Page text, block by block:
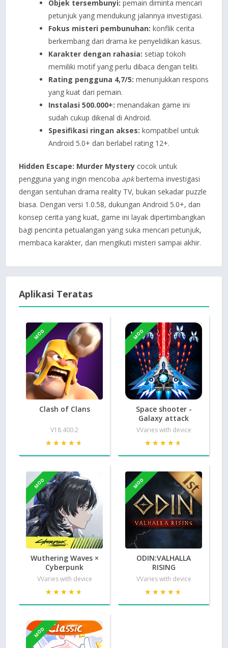
Objek tersembunyi: pemain diminta mencari
petunjuk yang mendukung jalannya investigasi.
Fokus misteri pembunuhan: konflik cerita
berkembang dari drama ke penyelidikan kasus.
Karakter dengan rahasia: setiap tokoh
memiliki motif yang perlu dibaca dengan teliti.
Rating pengguna 4,7/5: menunjukkan respons
yang kuat dari pemain.
Instalasi 500.000+: menandakan game ini
sudah cukup dikenal di Android.
Spesifikasi ringan akses: kompatibel untuk
Android 5.0+ dan berlabel rating 12+.
Hidden Escape: Murder Mystery cocok untuk
pengguna yang ingin mencoba apkbertema investigasi
dengan sentuhan drama reality TV, bukan sekadar puzzle
biasa. Dengan versi 1.0.58, dukungan Android 5.0+, dan
konsep cerita yang kuat, game ini layak dipertimbangkan
bagi pencinta petualangan yang suka mencari petunjuk,
membaca karakter, dan mengikuti misteri sampai akhir.
Aplikasi Teratas
MOD
Clash of Clans
V18.400.2
★★★★★
★★★★★
MOD
Space shooter -
Galaxy attack
VVaries with device
★★★★★
★★★★★
MOD
Wuthering Waves ×
Cyberpunk
VVaries with device
★★★★★
★★★★★
MOD
ODIN:VALHALLA
RISING
VVaries with device
★★★★★
★★★★★
MOD